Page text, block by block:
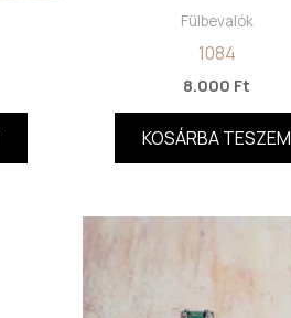
Fülbevalók
1084
8.000 Ft
KOSÁRBA TESZEM